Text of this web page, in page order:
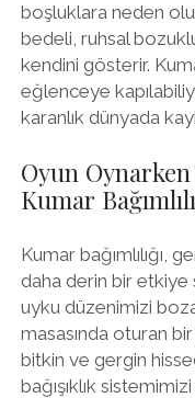
boşluklara neden
bedeli, ruhsal
kendini gösterir.
eğlenceye
karanlık dünyada
Oyun
Kumar
Kumar bağımlılığı,
daha derin bir etkiye
uyku düzenimizi
masasında oturan
bitkin ve gergin
bağışıklık